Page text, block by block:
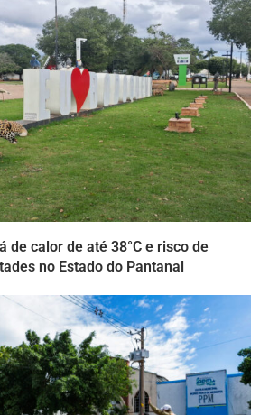
de calor de até 38°C e risco de
no Estado do Pantanal